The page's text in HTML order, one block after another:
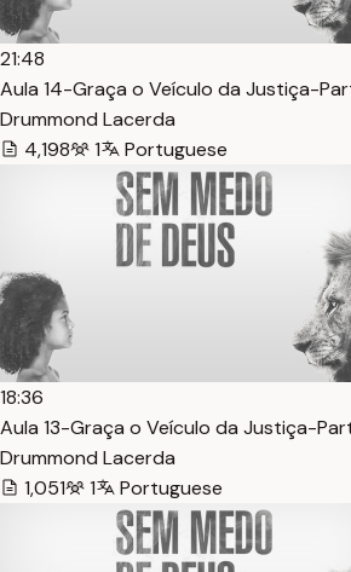
21:48
Aula 14-Graça o Veículo da Justiça-
Drummond Lacerda
4,198
1 Portuguese
18:36
Aula 13-Graça o Veículo da Justiça-
Drummond Lacerda
1,051
1 Portuguese